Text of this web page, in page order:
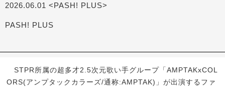
2026.06.01 <PASH! PLUS>
PASH! PLUS
STPR所属の超多才2.5次元歌い手グループ「AMPTAKxCOL
ORS(アンプタックカラーズ/通称:AMPTAK)」が出演するファ